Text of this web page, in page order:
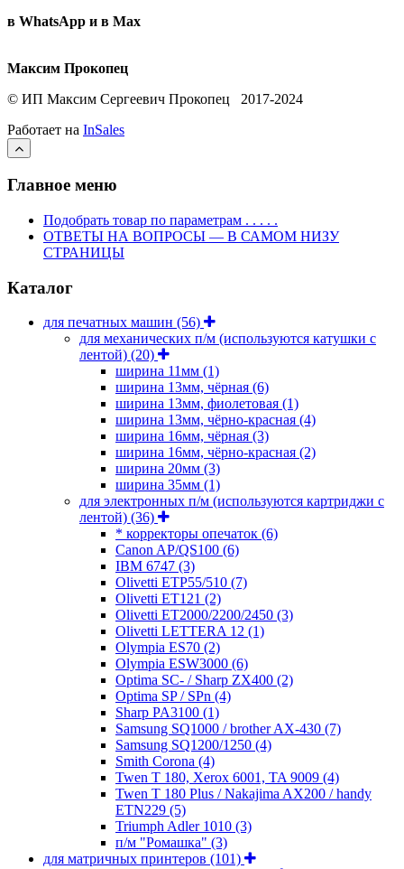
в WhatsApp и в Max
Максим Прокопец
© ИП Максим Сергеевич Прокопец 2017-2024
Работает на InSales
Главное меню
Подобрать товар по параметрам . . . . .
ОТВЕТЫ НА ВОПРОСЫ — В САМОМ НИЗУ
СТРАНИЦЫ
Каталог
для печатных машин (56)
для механических п/м (используются катушки с
лентой) (20)
ширина 11мм (1)
ширина 13мм, чёрная (6)
ширина 13мм, фиолетовая (1)
ширина 13мм, чёрно-красная (4)
ширина 16мм, чёрная (3)
ширина 16мм, чёрно-красная (2)
ширина 20мм (3)
ширина 35мм (1)
для электронных п/м (используются картриджи с
лентой) (36)
* корректоры опечаток (6)
Canon AP/QS100 (6)
IBM 6747 (3)
Olivetti ETP55/510 (7)
Olivetti ET121 (2)
Olivetti ET2000/2200/2450 (3)
Olivetti LETTERA 12 (1)
Olympia ES70 (2)
Olympia ESW3000 (6)
Optima SC- / Sharp ZX400 (2)
Optima SP / SPn (4)
Sharp PA3100 (1)
Samsung SQ1000 / brother AX-430 (7)
Samsung SQ1200/1250 (4)
Smith Corona (4)
Twen T 180, Xerox 6001, TA 9009 (4)
Twen T 180 Plus / Nakajima AX200 / handy
ETN229 (5)
Triumph Adler 1010 (3)
п/м "Ромашка" (3)
для матричных принтеров (101)